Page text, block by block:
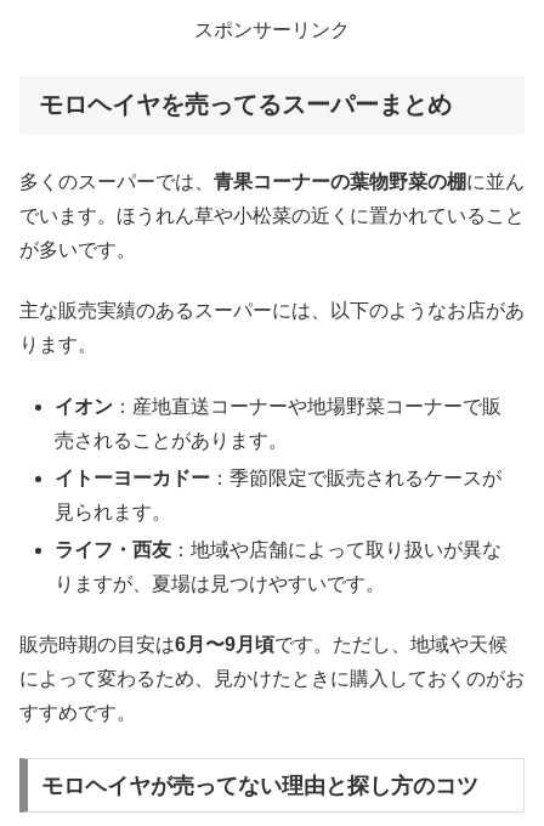
スポンサーリンク
モロヘイヤを売ってるスーパーまとめ
多くのスーパーでは、 青果コーナーの葉物野菜の棚に並ん
でいます。ほうれん草や小松菜の近くに置かれていること
が多いです。
主な販売実績のあるスーパーには、以下のようなお店があ
ります。
イオン ：産地直送コーナーや地場野菜コーナーで販
売されることがあります。
イトーヨーカドー ：季節限定で販売されるケースが
見られます。
ライフ・西友 ：地域や店舗によって取り扱いが異な
りますが、夏場は見つけやすいです。
販売時期の目安は6月〜9月頃です。ただし、地域や天候
によって変わるため、見かけたときに購入しておくのがお
すすめです。
モロヘイヤが売ってない理由と探し方のコツ